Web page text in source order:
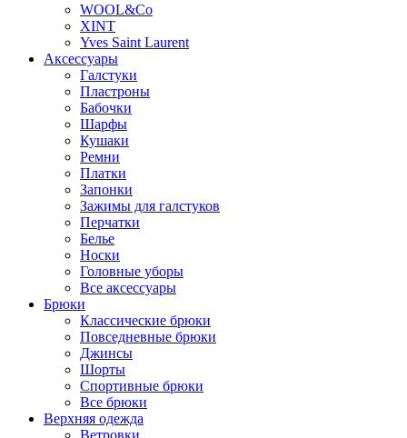
WOOL&Co
XINT
Yves Saint Laurent
Аксессуары
Галстуки
Пластроны
Бабочки
Шарфы
Кушаки
Ремни
Платки
Запонки
Зажимы для галстуков
Перчатки
Белье
Носки
Головные уборы
Все аксессуары
Брюки
Классические брюки
Повседневные брюки
Джинсы
Шорты
Спортивные брюки
Все брюки
Верхняя одежда
Ветровки